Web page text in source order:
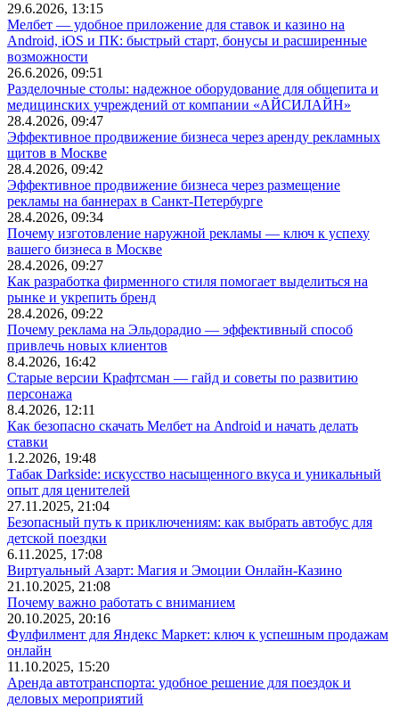
29.6.2026, 13:15
Мелбет — удобное приложение для ставок и казино на
Android, iOS и ПК: быстрый старт, бонусы и расширенные
возможности
26.6.2026, 09:51
Разделочные столы: надежное оборудование для общепита и
медицинских учреждений от компании «АЙСИЛАЙН»
28.4.2026, 09:47
Эффективное продвижение бизнеса через аренду рекламных
щитов в Москве
28.4.2026, 09:42
Эффективное продвижение бизнеса через размещение
рекламы на баннерах в Санкт-Петербурге
28.4.2026, 09:34
Почему изготовление наружной рекламы — ключ к успеху
вашего бизнеса в Москве
28.4.2026, 09:27
Как разработка фирменного стиля помогает выделиться на
рынке и укрепить бренд
28.4.2026, 09:22
Почему реклама на Эльдорадио — эффективный способ
привлечь новых клиентов
8.4.2026, 16:42
Старые версии Крафтсман — гайд и советы по развитию
персонажа
8.4.2026, 12:11
Как безопасно скачать Мелбет на Android и начать делать
ставки
1.2.2026, 19:48
Табак Darkside: искусство насыщенного вкуса и уникальный
опыт для ценителей
27.11.2025, 21:04
Безопасный путь к приключениям: как выбрать автобус для
детской поездки
6.11.2025, 17:08
Виртуальный Азарт: Магия и Эмоции Онлайн-Казино
21.10.2025, 21:08
Почему важно работать с вниманием
20.10.2025, 20:16
Фулфилмент для Яндекс Маркет: ключ к успешным продажам
онлайн
11.10.2025, 15:20
Аренда автотранспорта: удобное решение для поездок и
деловых мероприятий